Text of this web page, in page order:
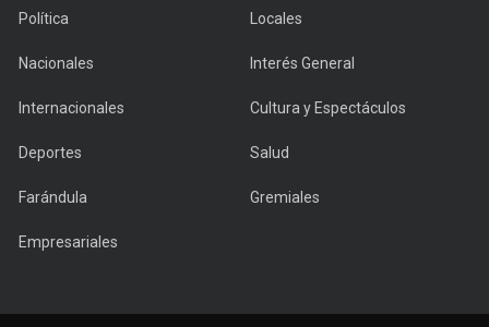
Política Locales
Nacionales Interés General
Internacionales Cultura y Espectáculos
Deportes Salud
Farándula Gremiales
Empresariales